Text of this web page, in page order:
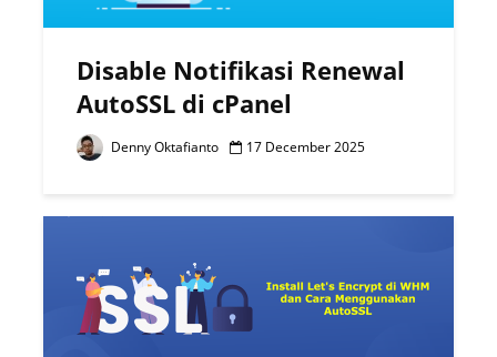
Disable Notifikasi Renewal
AutoSSL di cPanel
Denny Oktafianto 17 December 2025